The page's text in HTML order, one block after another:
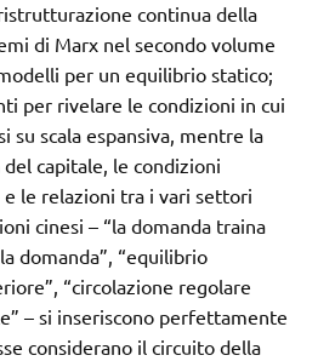
continua della
di Marx nel secondo volume
per un equilibrio statico;
per rivelare le condizioni in cui
su scala espansiva, mentre la
capitale, le condizioni
le relazioni tra i vari settori
cinesi – “la domanda traina
domanda”, “equilibrio
“circolazione regolare
– si inseriscono perfettamente
considerano il circuito della